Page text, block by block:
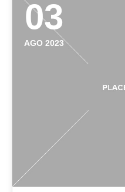
03
AGO 2023